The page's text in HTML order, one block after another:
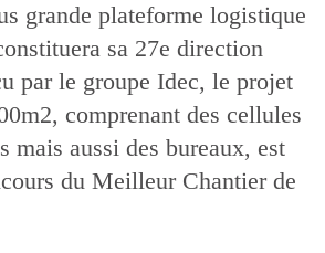
grande plateforme logistique
sa 27e direction
par le groupe Idec, le projet
comprenant des cellules
mais aussi des bureaux, est
du Meilleur Chantier de